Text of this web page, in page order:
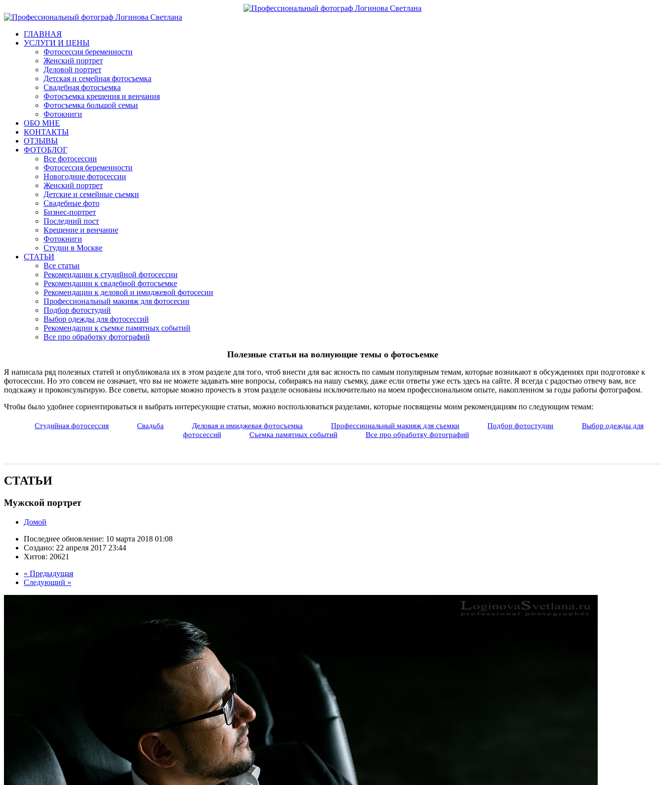
ГЛАВНАЯ
УСЛУГИ И ЦЕНЫ
Фотосессия беременности
Женский портрет
Деловой портрет
Детская и семейная фотосъемка
Свадебная фотосъемка
Фотосъемка крещения и венчания
Фотосъемка большой семьи
Фотокниги
ОБО МНЕ
КОНТАКТЫ
ОТЗЫВЫ
ФОТОБЛОГ
Все фотосессии
Фотосессия беременности
Новогодние фотосессии
Женский портрет
Детские и семейные съемки
Свадебные фото
Бизнес-портрет
Последний пост
Крещение и венчание
Фотокниги
Студии в Москве
СТАТЬИ
Все статьи
Рекомендации к студийной фотосессии
Рекомендации к свадебной фотосъемке
Рекомендации к деловой и имиджевой фотосесии
Профессиональный макияж для фотосесии
Подбор фотостудий
Выбор одежды для фотосессий
Рекомендации к съемке памятных событий
Все про обработку фотографий
Полезные статьи на волнующие темы о фотосъемке
Я написала ряд полезных статей и опубликовала их в этом разделе для того, чтоб внести для вас ясность по самым популярным темам, которые возникают в обсуждениях при подготовке к
фотосессии. Но это совсем не означает, что вы не можете задавать мне вопросы, собираясь на нашу съемку, даже если ответы уже есть здесь на сайте. Я всегда с радостью отвечу вам, все
подскажу и проконсультирую. Все советы, которые можно прочесть в этом разделе основаны исключительно на моем профессиональном опыте, накопленном за годы работы фотографом.
Чтобы было удобнее сориентироваться и выбрать интересующие статьи, можно воспользоваться разделами, которые посвящены моим рекомендациям по следующим темам:
Студийная фотосессия Свадьба Деловая и имиджевая фотосъемка Профессиональный макияж для съемки Подбор фотостудии
Выбор одежды для
фотосессий
Съемка памятных событий Все про обработку фотографий
СТАТЬИ
Мужской портрет
Домой
Последнее обновление: 10 марта 2018 01:08
Создано: 22 апреля 2017 23:44
Хитов: 20621
« Предыдущая
Следующий »